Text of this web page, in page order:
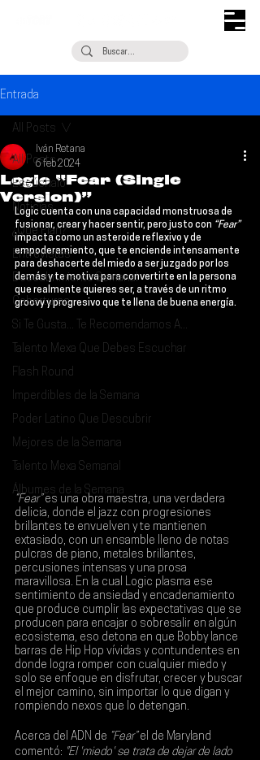
Entrada
All Posts
Escúchalo
Noticias
¿Qué Plan?
Entrevistas
Descubrimiento Semanal
Coberturas
Si Te Gusta... Te Recomendamos A...
Talento Mexa Que Debes Escuchar
Flash Round
Imperdibles de la Semana
Poder Latino Que Descubrir
Mejores de la Semana
Talento Mexa Semanal
Álbumes de la Semana
All Posts
Logic “Fear (Single
Version)”
Iván Retana
6 feb 2024
Logic cuenta con una capacidad monstruosa de
fusionar, crear y hacer sentir, pero justo con “Fear”
impacta como un asteroide reflexivo y de
empoderamiento, que te enciende intensamente
para deshacerte del miedo a ser juzgado por los
demás y te motiva para convertirte en la persona
que realmente quieres ser, a través de un ritmo
groovy y progresivo que te llena de buena energía.
“Fear” es una obra maestra, una verdadera
delicia, donde el jazz con progresiones
brillantes te envuelven y te mantienen
extasiado, con un ensamble lleno de notas
pulcras de piano, metales brillantes,
percusiones intensas y una prosa
maravillosa. En la cual Logic plasma ese
sentimiento de ansiedad y encadenamiento
que produce cumplir las expectativas que se
producen para encajar o sobresalir en algún
ecosistema, eso detona en que Bobby lance
barras de Hip Hop vívidas y contundentes en
donde logra romper con cualquier miedo y
solo se enfoque en disfrutar, crecer y buscar
el mejor camino, sin importar lo que digan y
rompiendo nexos que lo detengan.
Acerca del ADN de “Fear” el de Maryland
comentó: "El 'miedo' se trata de dejar de lado